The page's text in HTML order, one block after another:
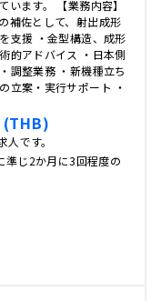
います。 【業務内容】
補佐として、射出成形
支援 ・金型構造、成形
的アドバイス ・日本側
調整業務 ・新機種立ち
立案・実行サポート ・
(THB)
です。
準じ2か月に3回程度の